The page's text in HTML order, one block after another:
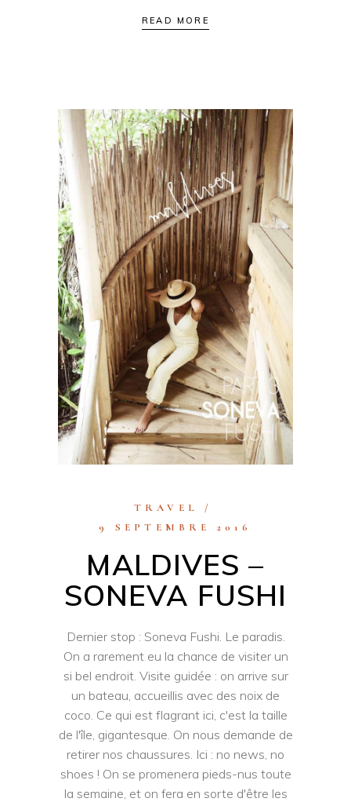
READ MORE
TRAVEL
9 SEPTEMBRE 2016
MALDIVES –
SONEVA FUSHI
Dernier stop : Soneva Fushi. Le paradis.
On a rarement eu la chance de visiter un
si bel endroit. Visite guidée : on arrive sur
un bateau, accueillis avec des noix de
coco. Ce qui est flagrant ici, c'est la taille
de l'île, gigantesque. On nous demande de
retirer nos chaussures. Ici : no news, no
shoes ! On se promenera pieds-nus toute
la semaine, et on fera en sorte d'être les